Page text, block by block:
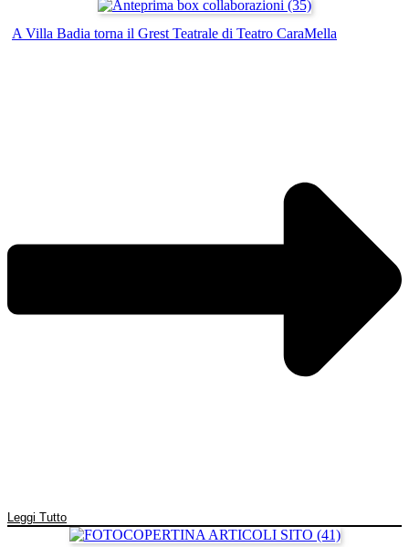
A Villa Badia torna il Grest Teatrale di Teatro CaraMella
Leggi Tutto